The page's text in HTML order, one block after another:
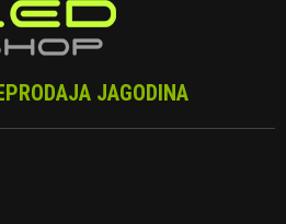
JAGODINA